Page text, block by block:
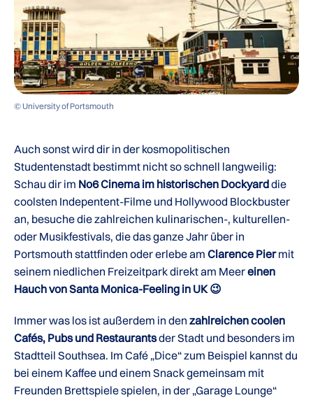
© University of Portsmouth
Auch sonst wird dir in der kosmopolitischen
Studentenstadt bestimmt nicht so schnell langweilig:
Schau dir im No6 Cinema im historischen Dockyarddie
coolsten Indepentent-Filme und Hollywood Blockbuster
an, besuche die zahlreichen kulinarischen-, kulturellen-
oder Musikfestivals, die das ganze Jahr über in
Portsmouth stattfinden oder erlebe am Clarence Piermit
seinem niedlichen Freizeitpark direkt am Meereinen
Hauch von Santa Monica-Feeling in UK 😉
Immer was los ist außerdem in den zahlreichen coolen
Cafés, Pubs und Restaurantsder Stadt und besonders im
Stadtteil Southsea. Im Café „Dice“ zum Beispiel kannst du
bei einem Kaffee und einem Snack gemeinsam mit
Freunden Brettspiele spielen, in der „Garage Lounge“